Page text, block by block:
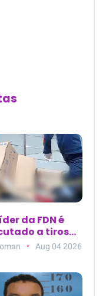
da FDN é
a tiros
de clínica de
no Parque
Aug 04 2026